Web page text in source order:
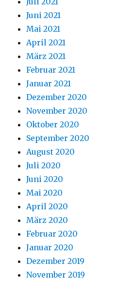
Juni 2021
Mai 2021
April 2021
März 2021
Februar 2021
Januar 2021
Dezember 2020
November 2020
Oktober 2020
September 2020
August 2020
Juli 2020
Juni 2020
Mai 2020
April 2020
März 2020
Februar 2020
Januar 2020
Dezember 2019
November 2019